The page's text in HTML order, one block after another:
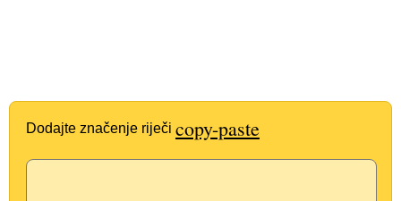
Dodajte značenje riječi copy-paste